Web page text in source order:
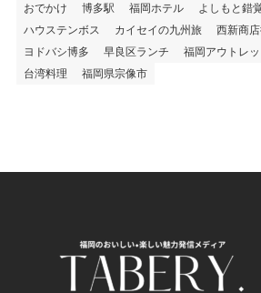
おでかけ 博多駅 福岡ホテル よしもと錯
ハウステンボス
カイセイの九州旅 西新商
ヨドバシ博多
早良区ランチ 福岡アウトレッ
台湾料理
福岡県宗像市